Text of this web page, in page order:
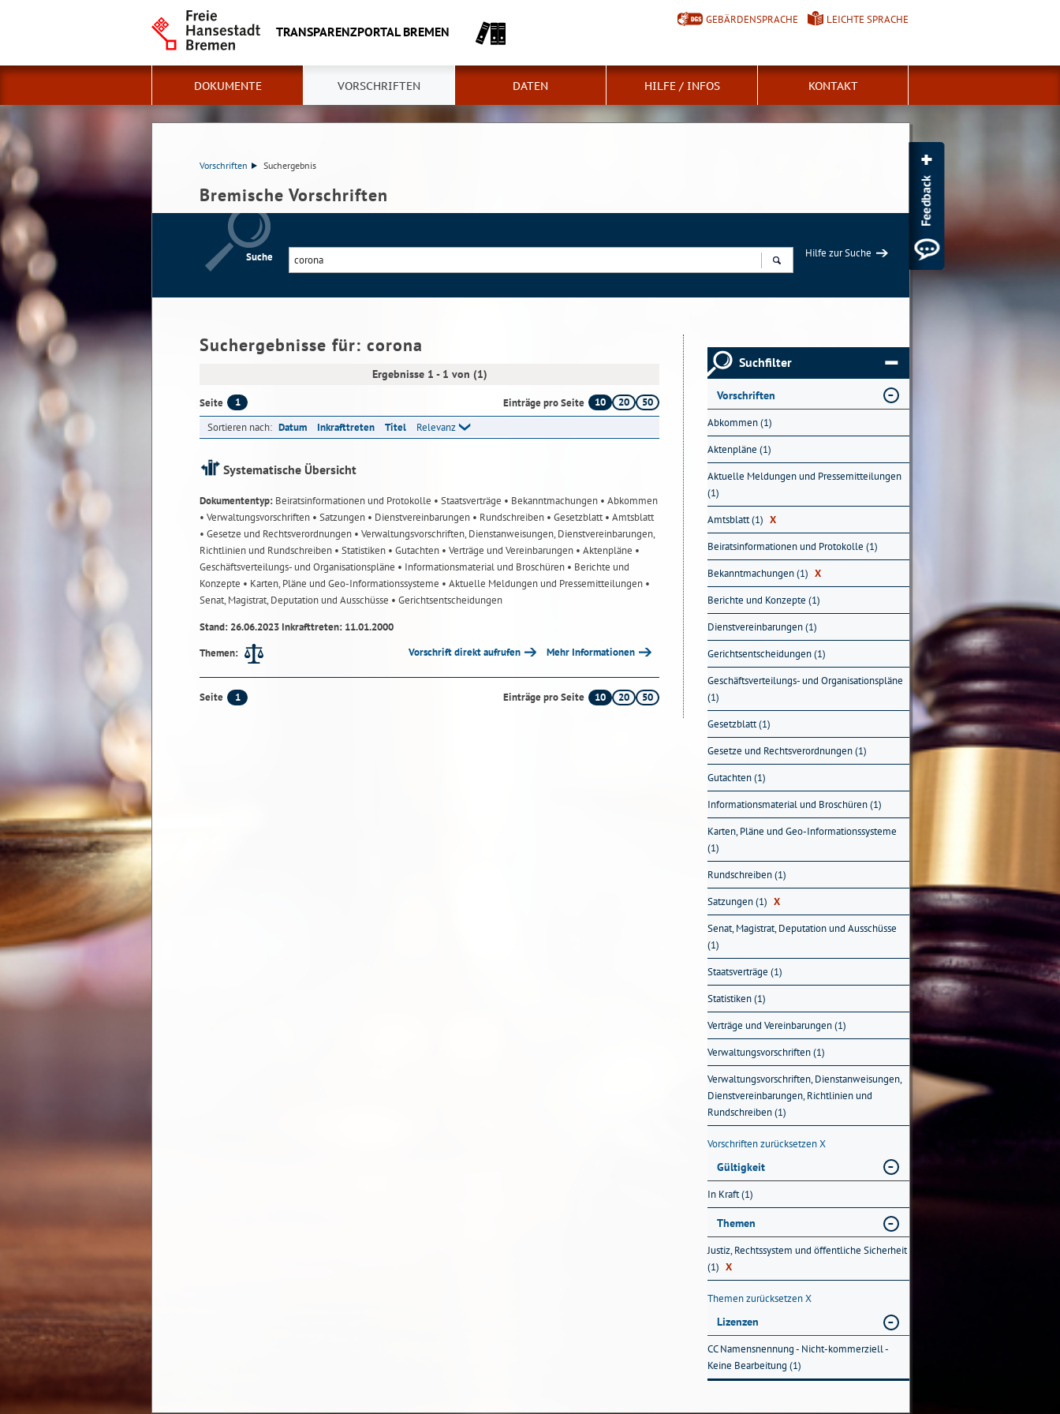
TRANSPARENZPORTAL BREMEN
GEBÄRDENSPRACHE LEICHTE SPRACHE
DOKUMENTE VORSCHRIFTEN DATEN HILFE / INFOS KONTAKT
Vorschriften Suchergebnis
Bremische Vorschriften
Suche
Hilfe zur Suche
Suchergebnisse für: corona
Ergebnisse 1 - 1 von (1)
Seite 1 Einträge pro Seite 10 20
50
Sortieren nach: Datum Inkrafttreten Titel Relevanz
Systematische Übersicht
Dokumententyp: Beiratsinformationen und Protokolle • Staatsverträge • Bekanntmachungen • Abkommen
• Verwaltungsvorschriften • Satzungen • Dienstvereinbarungen • Rundschreiben • Gesetzblatt• Amtsblatt
• Gesetze und Rechtsverordnungen • Verwaltungsvorschriften, Dienstanweisungen, Dienstvereinbarungen,
Richtlinien und Rundschreiben • Statistiken • Gutachten • Verträge und Vereinbarungen • Aktenpläne •
Geschäftsverteilungs- und Organisationspläne • Informationsmaterial und Broschüren • Berichte und
Konzepte • Karten, Pläne und Geo-Informationssysteme • Aktuelle Meldungen und Pressemitteilungen •
Senat, Magistrat, Deputation und Ausschüsse • Gerichtsentscheidungen
Stand: 26.06.2023 Inkrafttreten: 11.01.2000
Themen:
Vorschrift direkt aufrufen Mehr Informationen
Seite 1 Einträge pro Seite 10 20 50
Suchfilter
Vorschriften
Abkommen (1)
Aktenpläne (1)
Aktuelle Meldungen und Pressemitteilungen
(1)
Amtsblatt (1) X
Beiratsinformationen und Protokolle (1)
Bekanntmachungen (1) X
Berichte und Konzepte (1)
Dienstvereinbarungen (1)
Gerichtsentscheidungen (1)
Geschäftsverteilungs- und Organisationspläne
(1)
Gesetzblatt (1)
Gesetze und Rechtsverordnungen (1)
Gutachten (1)
Informationsmaterial und Broschüren (1)
Karten, Pläne und Geo-Informationssysteme
(1)
Rundschreiben (1)
Satzungen (1) X
Senat, Magistrat, Deputation und Ausschüsse
(1)
Staatsverträge (1)
Statistiken (1)
Verträge und Vereinbarungen (1)
Verwaltungsvorschriften (1)
Verwaltungsvorschriften, Dienstanweisungen,
Dienstvereinbarungen, Richtlinien und
Rundschreiben (1)
Vorschriften zurücksetzenX
Gültigkeit
In Kraft (1)
Themen
Justiz, Rechtssystem und öffentliche Sicherheit
(1) X
Themen zurücksetzenX
Lizenzen
CC Namensnennung - Nicht-kommerziell -
Keine Bearbeitung (1)